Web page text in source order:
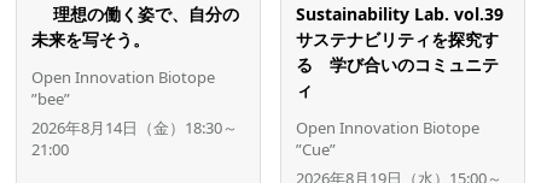
理想の働く姿で、自分の
未来を写そう。
Open Innovation Biotope
”bee”
2026年8月14日（金）18:30～
21:00
Sustainability Lab. vol.39
サステナビリティを探究す
る 学び合いのコミュニテ
ィ
Open Innovation Biotope
”Cue”
2026年8月19日（水）15:00～